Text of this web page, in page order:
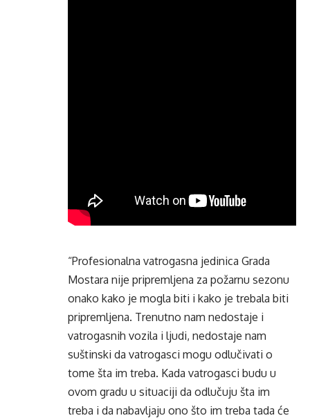
“Profesionalna vatrogasna jedinica Grada
Mostara nije pripremljena za požarnu sezonu
onako kako je mogla biti i kako je trebala biti
pripremljena. Trenutno nam nedostaje i
vatrogasnih vozila i ljudi, nedostaje nam
suštinski da vatrogasci mogu odlučivati o
tome šta im treba. Kada vatrogasci budu u
ovom gradu u situaciji da odlučuju šta im
treba i da nabavljaju ono što im treba tada će